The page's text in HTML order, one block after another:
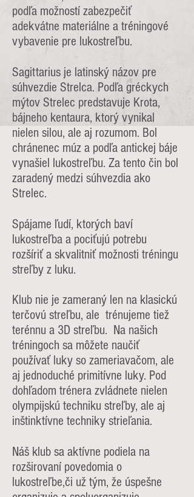
podľa možností zabezpečiť
adekvátne materiálne a tréningové
vybavenie pre lukostreľbu.
Sagittarius je latinský názov pre
súhvezdie Strelca. Podľa gréckych
mýtov Strelec predstavuje Krota,
bájneho kentaura, ktorý vynikal
nielen silou, ale aj rozumom. Bol
chránenec múz a podľa antickej báje
vynašiel lukostreľbu. Za tento čin bol
zaradený medzi súhvezdia ako
Strelec.
Spájame ľudí, ktorých baví
lukostreľba a pociťujú potrebu
rozšíriť a skvalitniť možnosti tréningu
streľby z luku.
Klub nie je zameraný len na klasickú
terčovú streľbu, ale trénujeme tiež
terénnu a 3D streľbu. Na našich
tréningoch sa môžete naučiť
používať luky so zameriavačom, ale
aj jednoduché primitívne luky. Pod
dohľadom trénera zvládnete nielen
olympijskú techniku streľby, ale aj
inštinktívne techniky strieľania.
Náš klub sa aktívne podiela na
rozširovaní povedomia o
lukostreľbe,či už tým, že úspešne